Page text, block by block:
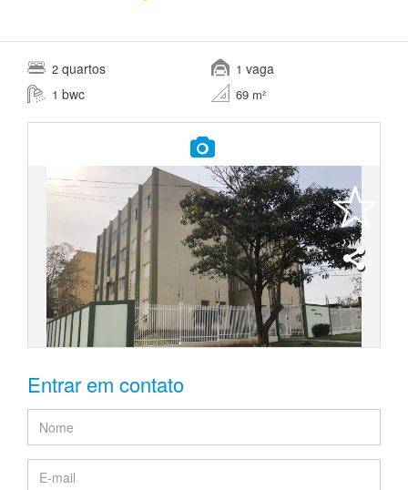
2 quartos
1 bwc
1 vaga
69 m²
Entrar em contato